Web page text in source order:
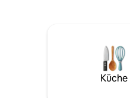
mit Netflix,
stehen zur Verfügung...
idealer und ruhiger
Küche